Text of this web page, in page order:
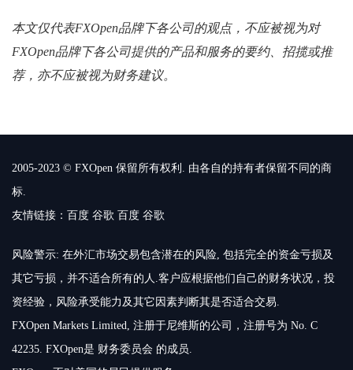
本文仅代表FXOpen品牌下各公司的观点，不应被视为对
FXOpen品牌下各公司提供的产品和服务的要约、招揽或推
荐，亦不应被视为财务建议。
2005-2023 © FXOpen 保留所有权利. 由各自的持有者保留不同的商
标.
友情链接： 百度 谷歌 百度 谷歌
风险警示: 在外汇市场交易包含潜在的风险, 包括完全的资金亏损及
其它亏损，并不适合所有的人.客户应根据他们自己的财务状况，投
资经验，风险承受能力及其它因素判断其是否适合交易.
FXOpen Markets Limited, 注册于尼维斯的公司，注册号为 No. C
42235. FXOpen是 财务委员会 的成员.